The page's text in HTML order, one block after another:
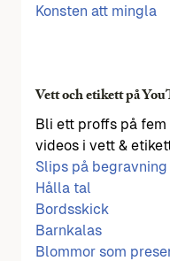
Konsten att mingla
Vett och etikett på
Bli ett proffs på
videos i vett &
Slips på begravning
Hålla tal
Bordsskick
Barnkalas
Blommor som